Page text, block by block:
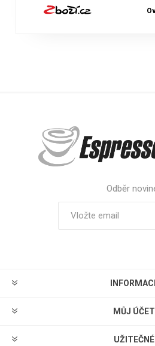
Odběr
MŮJ ÚČET
UŽITEČNÉ